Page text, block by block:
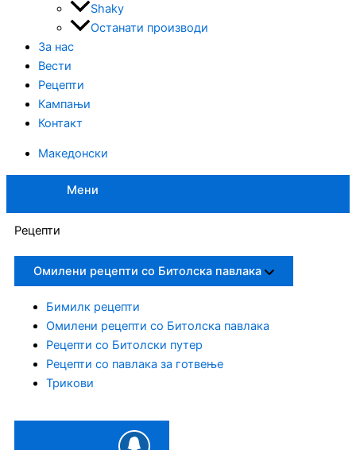
Shaky
Останати производи
За нас
Вести
Рецепти
Кампањи
Контакт
Македонски
Мени
Рецепти
Омилени рецепти со Битолска павлака
Бимилк рецепти
Омилени рецепти со Битолска павлака
Рецепти со Битолски путер
Рецепти со павлака за готвење
Трикови